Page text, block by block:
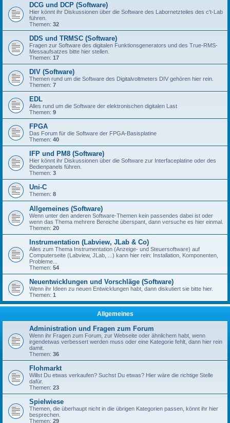
DCG und DCP (Software)
Hier könnt ihr Diskussionen über die Software des Labornetzteiles des c't-Lab
führen.
Themen: 32
DDS und TRMSC (Software)
Fragen zur Software des digitalen Funktionsgenerators und des True-RMS-
Messaufsatzes bitte hier stellen.
Themen: 17
DIV (Software)
Themen rund um die Software des Digitalvoltmeters DIV gehören hier rein.
Themen: 7
EDL
Alles rund um die Software der elektronischen digitalen Last
Themen: 9
FPGA
Das Forum für die Software der FPGA-Basisplatine
Themen: 40
IFP und PM8 (Software)
Hier könnt ihr Diskussionen über die Software zur Interfaceplatine oder des
Bedienpanels führen.
Themen: 3
Uni-C
Themen: 8
Allgemeines (Software)
Wenn unter den anderen Software-Themen kein passendes dabei ist oder
wenn das Thema mehrere Bereiche überspant, dann versuche es hier einmal.
Themen: 20
Instrumentation (Labview, JLab & Co)
Alles zum Thema Instrumentation (Anzeige- und Steuersoftware) auf
Computerseite (Labview, JLab, ...) kann hier rein: Installation, Komponenten,
Probleme...
Themen: 54
Neuentwicklungen und Vorschläge (Software)
Wenn ihr Ideen zu neuen Entwicklungen habt, dann diskutiert sie bitte hier.
Themen: 1
Allgemeines
Administration und Fragen zum Forum
Wenn ihr Fragen zum Forum, zur Webseite oder ähnlichem habt, wenn
irgendetwas verbessert werden muss oder eine Kategorie fehlt, dann hier rein
damit.
Themen: 36
Flohmarkt
Willst Du etwas verkaufen? Suchst Du etwas? Hier wäre die richtige Stelle
dafür.
Themen: 23
Spielwiese
Themen, die überhaupt nicht in die übrigen Kategorien passen, könnt ihr hier
besprechen.
Themen: 29